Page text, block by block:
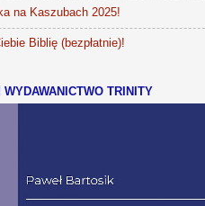
na Kaszubach 2025!
Biblię (bezpłatnie)!
WYDAWANICTWO TRINITY